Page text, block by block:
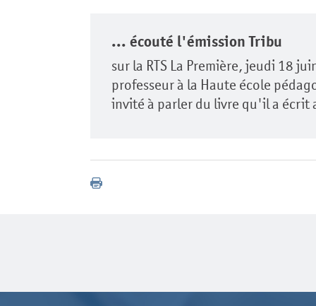
... écouté l'émission Tribu
sur la RTS La Première, jeudi 18
professeur à la Haute école
invité à parler du livre qu'il a écrit